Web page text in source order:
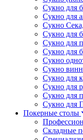
Сукно для
Сукно для
Сукно
Сукно для
Сукно для
Сукно для
Сукно
Сукно
Сукно для
Сукно для
Сукно для
Сукно для
Покерные столы
Складные